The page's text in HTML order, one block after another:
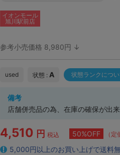
イオンモール
旭川駅前店
参考小売価格 8,980円 ↓
used 状態 : A 状態ランクにつ
備考
店舗併売品の為、在庫の確保が出
4,510 円 税込 50%OFF （
5,000円以上のお買い上げで送料無